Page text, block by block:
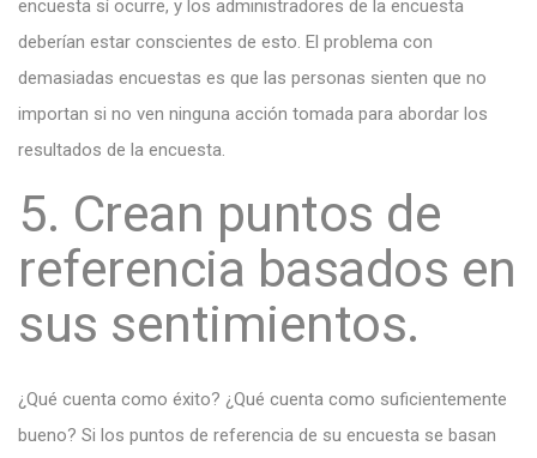
encuesta sí ocurre, y los administradores de la encuesta
deberían estar conscientes de esto. El problema con
demasiadas encuestas es que las personas sienten que no
importan si no ven ninguna acción tomada para abordar los
resultados de la encuesta.
5. Crean puntos de
referencia basados ​​en
sus sentimientos.
¿Qué cuenta como éxito? ¿Qué cuenta como suficientemente
bueno? Si los puntos de referencia de su encuesta se basan